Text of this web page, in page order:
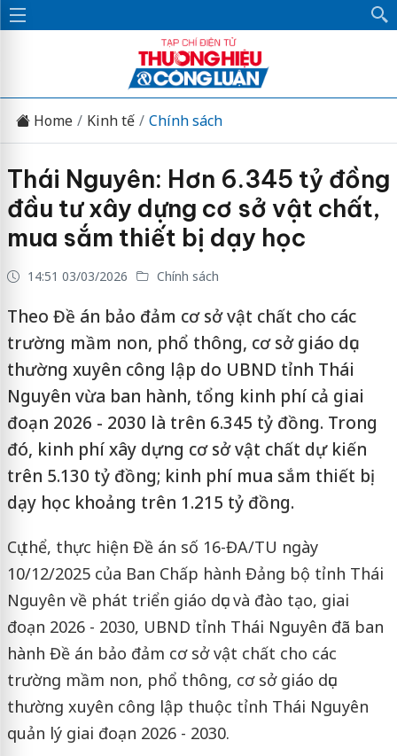
Home Kinh tế Chính sách
Thái Nguyên: Hơn 6.345 tỷ đồng
đầu tư xây dựng cơ sở vật chất,
mua sắm thiết bị dạy học
14:51 03/03/2026 Chính sách
Theo Đề án bảo đảm cơ sở vật chất cho các
trường mầm non, phổ thông, cơ sở giáo dục
thường xuyên công lập do UBND tỉnh Thái
Nguyên vừa ban hành, tổng kinh phí cả giai
đoạn 2026 - 2030 là trên 6.345 tỷ đồng. Trong
đó, kinh phí xây dựng cơ sở vật chất dự kiến
trên 5.130 tỷ đồng; kinh phí mua sắm thiết bị
dạy học khoảng trên 1.215 tỷ đồng.
Cụ thể, thực hiện Đề án số 16-ĐA/TU ngày
10/12/2025 của Ban Chấp hành Đảng bộ tỉnh Thái
Nguyên về phát triển giáo dục và đào tạo, giai
đoạn 2026 - 2030, UBND tỉnh Thái Nguyên đã ban
hành Đề án bảo đảm cơ sở vật chất cho các
trường mầm non, phổ thông, cơ sở giáo dục
thường xuyên công lập thuộc tỉnh Thái Nguyên
quản lý giai đoạn 2026 - 2030.